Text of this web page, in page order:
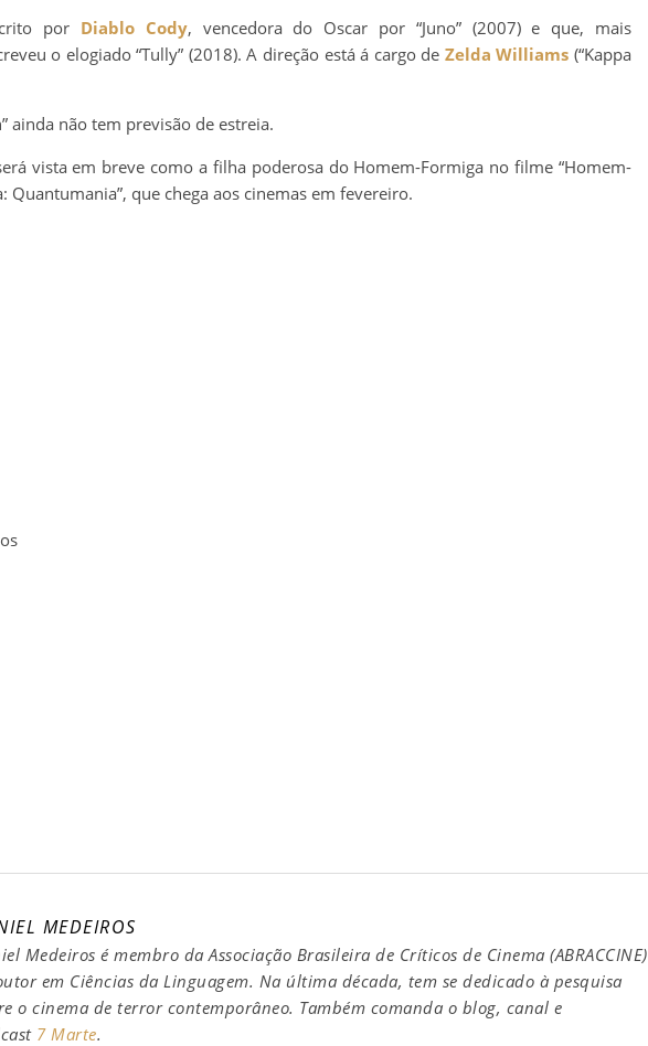
por Diablo Cody, vencedora do Oscar por “Juno” (2007) e que, mais
o elogiado “Tully” (2018). A direção está á cargo de Zelda Williams (“Kappa
ainda não tem previsão de estreia.
vista em breve como a filha poderosa do Homem-Formiga no filme “Homem-
Quantumania”, que chega aos cinemas em fevereiro.
MEDEIROS
Medeiros é membro da Associação Brasileira de Críticos de Cinema (ABRACCINE)
em Ciências da Linguagem. Na última década, tem se dedicado à pesquisa
o cinema de terror contemporâneo. Também comanda o blog, canal e
7 Marte.